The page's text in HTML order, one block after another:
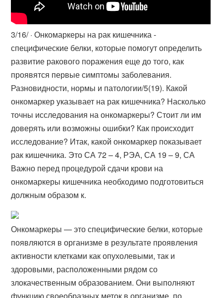
3/16/ · Онкомаркеры на рак кишечника -
специфические белки, которые помогут определить
развитие ракового поражения еще до того, как
проявятся первые симптомы заболевания.
Разновидности, нормы и патологии/5(19). Какой
онкомаркер указывает на рак кишечника? Насколько
точны исследования на онкомаркеры? Стоит ли им
доверять или возможны ошибки? Как происходит
исследование? Итак, какой онкомаркер показывает
рак кишечника. Это СА 72 – 4, РЭА, СА 19 – 9, СА
Важно перед процедурой сдачи крови на
онкомаркеры кишечника необходимо подготовиться
должным образом к.
Онкомаркеры — это специфические белки, которые
появляются в организме в результате проявления
активности клетками как опухолевыми, так и
здоровыми, расположенными рядом со
злокачественным образованием. Они выполняют